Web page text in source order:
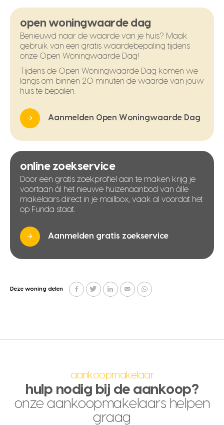
open woningwaarde dag
Benieuwd naar de waarde van je huis? Maak
gebruik van een gratis waardebepaling tijdens
onze Open Woningwaarde Dag!
Tijdens de Open Woningwaarde Dag komen we
langs om binnen 20 minuten de waarde van jouw
huis te bepalen.
Aanmelden Open Woningwaarde Dag
online zoekservice
Door een gratis zoekprofiel aan te maken krijg je
voortaan ál het nieuwe huizenaanbod van álle
makelaars direct in je mailbox, vaak al voordat het
op Funda staat.
Aanmelden gratis zoekservice
Deze woning delen
aankoopmakelaar
hulp nodig bij de aankoop?
onze aankoopmakelaars helpen
graag